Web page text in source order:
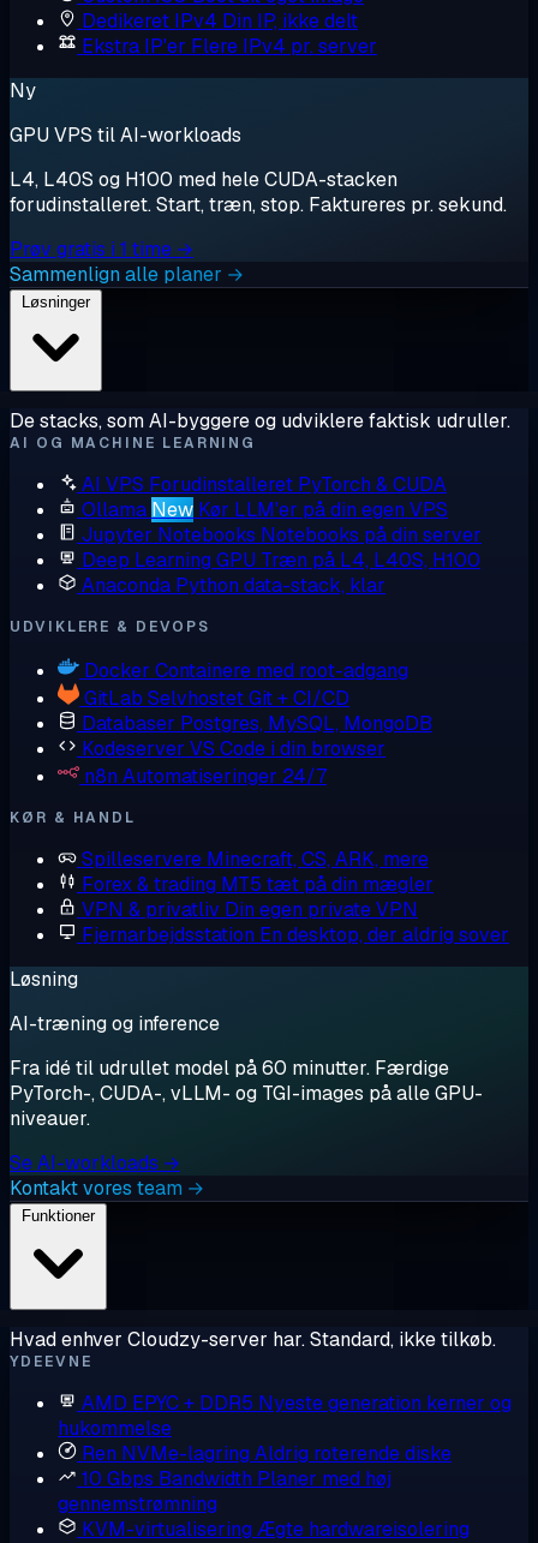
Dedikeret IPv4 Din IP, ikke delt
Ekstra IP'er Flere IPv4 pr. server
Ny
GPU VPS til AI-workloads
L4, L40S og H100 med hele CUDA-stacken
forudinstalleret. Start, træn, stop. Faktureres pr. sekund.
Prøv gratis i 1 time →
Sammenlign alle planer →
Løsninger
De stacks, som AI-byggere og udviklere faktisk udruller.
AI OG MACHINE LEARNING
AI VPS Forudinstalleret PyTorch & CUDA
Ollama New Kør LLM'er på din egen VPS
Jupyter Notebooks Notebooks på din server
Deep Learning GPU Træn på L4, L40S, H100
Anaconda Python data-stack, klar
UDVIKLERE & DEVOPS
Docker Containere med root-adgang
GitLab Selvhostet Git + CI/CD
Databaser Postgres, MySQL, MongoDB
Kodeserver VS Code i din browser
n8n Automatiseringer 24/7
KØR & HANDL
Spilleservere Minecraft, CS, ARK, mere
Forex & trading MT5 tæt på din mægler
VPN & privatliv Din egen private VPN
Fjernarbejdsstation En desktop, der aldrig sover
Løsning
AI-træning og inference
Fra idé til udrullet model på 60 minutter. Færdige
PyTorch-, CUDA-, vLLM- og TGI-images på alle GPU-
niveauer.
Se AI-workloads →
Kontakt vores team →
Funktioner
Hvad enhver Cloudzy-server har. Standard, ikke tilkøb.
YDEEVNE
AMD EPYC + DDR5 Nyeste generation kerner og
hukommelse
Ren NVMe-lagring Aldrig roterende diske
10 Gbps Bandwidth Planer med høj
gennemstrømning
KVM-virtualisering Ægte hardwareisolering